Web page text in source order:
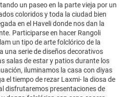
un paseo en la parte vieja por un
coloridos y toda la ciudad bien
en el Haveli donde nos dan la
Participarse en hacer Rangoli
un tipo de arte folclórico de la
una serie de diseños decorativos
salas de estar y patios durante los
iluminamos la casa con diyas
el tiempo de rezar Laxmi- la diosa de
disfrutaremos presentaciones de